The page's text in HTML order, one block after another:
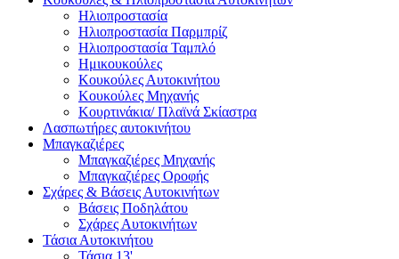
Ηλιοπροστασία
Ηλιοπροστασία Παρμπρίζ
Ηλιοπροστασία Ταμπλό
Ημικουκούλες
Κουκούλες Αυτοκινήτου
Κουκούλες Μηχανής
Κουρτινάκια/ Πλαϊνά Σκίαστρα
Λασπωτήρες αυτοκινήτου
Μπαγκαζιέρες
Μπαγκαζιέρες Μηχανής
Μπαγκαζιέρες Οροφής
Σχάρες & Βάσεις Αυτοκινήτων
Βάσεις Ποδηλάτου
Σχάρες Αυτοκινήτων
Τάσια Αυτοκινήτου